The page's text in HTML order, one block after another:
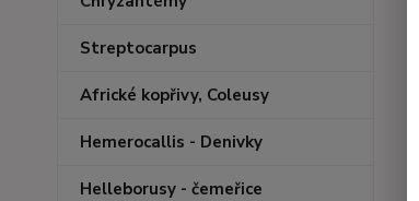
Streptocarpus
Africké kopřivy, Coleusy
Hemerocallis - Denivky
Helleborusy - čemeřice